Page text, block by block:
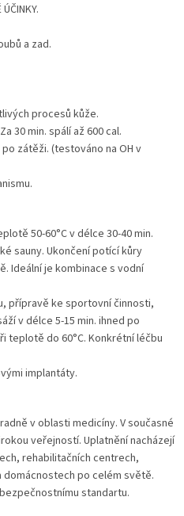
a zad.
procesů kůže.
30 min. spálí až 600 cal.
zátěži. (testováno na OH v
50-60°C v délce 30-40 min.
sauny. Ukončení potící kůry
Ideální je kombinace s vodní
přípravě ke sportovní činnosti,
v délce 5-15 min. ihned po
teplotě do 60°C. Konkrétní léčbu
implantáty.
v oblasti medicíny. V současné
veřejností. Uplatnění nacházejí
rehabilitačních centrech,
po celém světě.
standartu.